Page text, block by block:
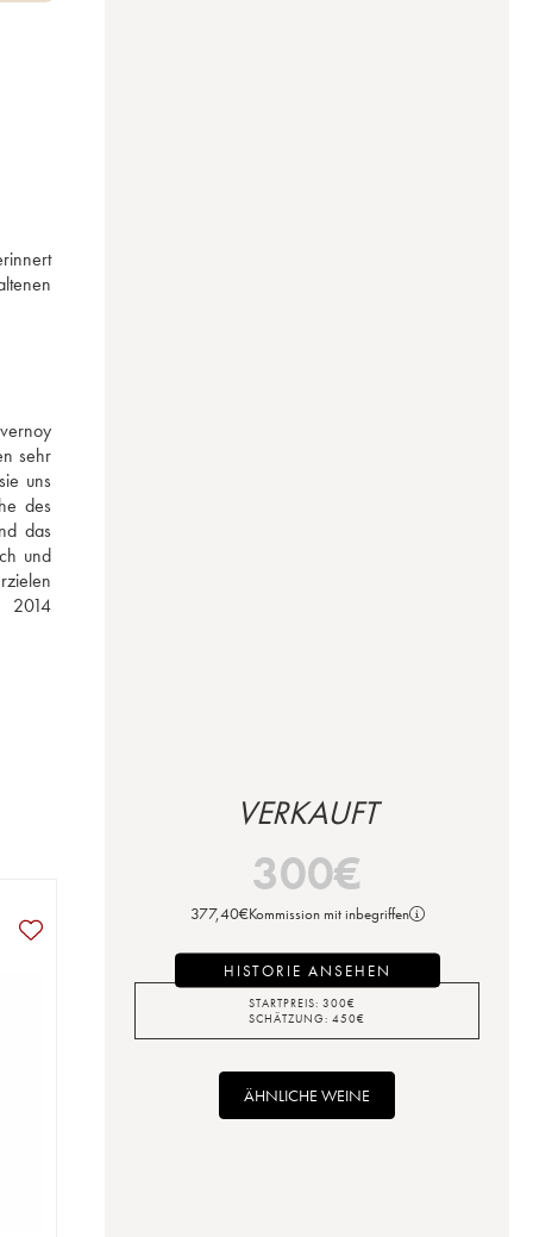
sehr
uns
des
das
und
2014
VERKAUFT
300€
377,40€Kommission mit inbegriffen
HISTORIE ANSEHEN
STARTPREIS: 300€
SCHÄTZUNG: 450€
ÄHNLICHE WEINE